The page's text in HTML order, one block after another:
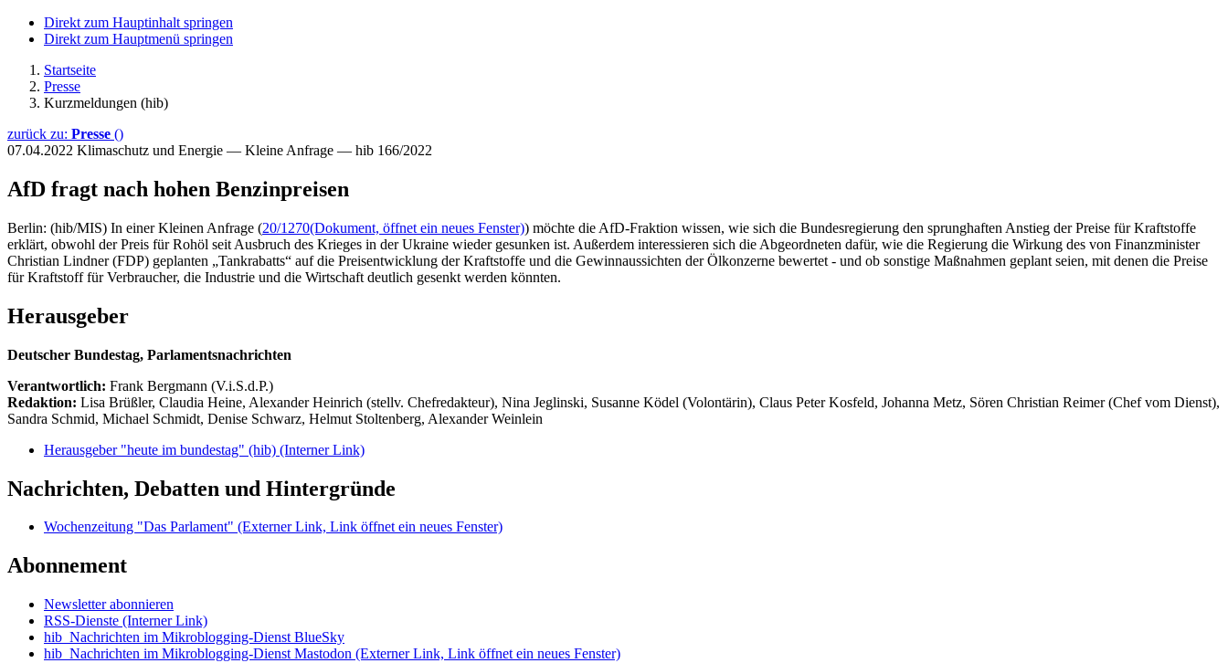
Direkt zum Hauptinhalt springen
Direkt zum Hauptmenü springen
Startseite
Presse
Kurzmeldungen (hib)
zurück zu: Presse ()
07.04.2022 Klimaschutz und Energie — Kleine Anfrage — hib 166/2022
AfD fragt nach hohen Benzinpreisen
Berlin: (hib/MIS) In einer Kleinen Anfrage (20/1270(Dokument, öffnet ein neues Fenster)) möchte die AfD-Fraktion wissen, wie sich die Bundesregierung den sprunghaften Anstieg der Preise für Kraftstoffe
erklärt, obwohl der Preis für Rohöl seit Ausbruch des Krieges in der Ukraine wieder gesunken ist. Außerdem interessieren sich die Abgeordneten dafür, wie die Regierung die Wirkung des von Finanzminister
Christian Lindner (FDP) geplanten „Tankrabatts“ auf die Preisentwicklung der Kraftstoffe und die Gewinnaussichten der Ölkonzerne bewertet - und ob sonstige Maßnahmen geplant seien, mit denen die Preise
für Kraftstoff für Verbraucher, die Industrie und die Wirtschaft deutlich gesenkt werden könnten.
Herausgeber
Deutscher Bundestag, Parlamentsnachrichten
Verantwortlich: Frank Bergmann (V.i.S.d.P.)
Redaktion: Lisa Brüßler, Claudia Heine, Alexander Heinrich (stellv. Chefredakteur), Nina Jeglinski, Susanne Ködel (Volontärin), Claus Peter Kosfeld, Johanna Metz, Sören Christian Reimer (Chef vom Dienst),
Sandra Schmid, Michael Schmidt, Denise Schwarz, Helmut Stoltenberg, Alexander Weinlein
Herausgeber "heute im bundestag" (hib) (Interner Link)
Nachrichten, Debatten und Hintergründe
Wochenzeitung "Das Parlament" (Externer Link, Link öffnet ein neues Fenster)
Abonnement
Newsletter abonnieren
RSS-Dienste (Interner Link)
hib_Nachrichten im Mikroblogging-Dienst BlueSky
hib_Nachrichten im Mikroblogging-Dienst Mastodon (Externer Link, Link öffnet ein neues Fenster)